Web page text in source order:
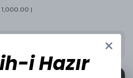
1,000.00 )
i Hazır